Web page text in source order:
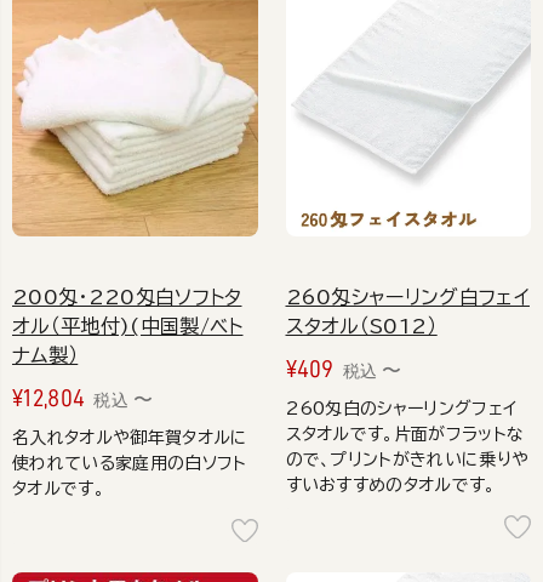
200匁・220匁白ソフトタ
オル（平地付)(中国製/ベト
ナム製）
¥12,804 税込 〜
名入れタオルや御年賀タオルに
使われている家庭用の白ソフト
タオルです。
260匁シャーリング白フェイ
スタオル（S012）
¥409 税込 〜
260匁白のシャーリングフェイ
スタオルです。片面がフラットな
ので、プリントがきれいに乗りや
すいおすすめのタオルです。